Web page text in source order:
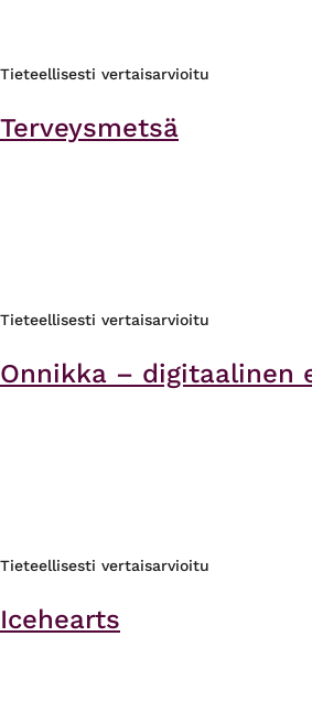
Tieteellisesti vertaisarvioitu
Terveysmetsä
Tieteellisesti vertaisarvioitu
Onnikka – digitaalinen
Tieteellisesti vertaisarvioitu
Icehearts